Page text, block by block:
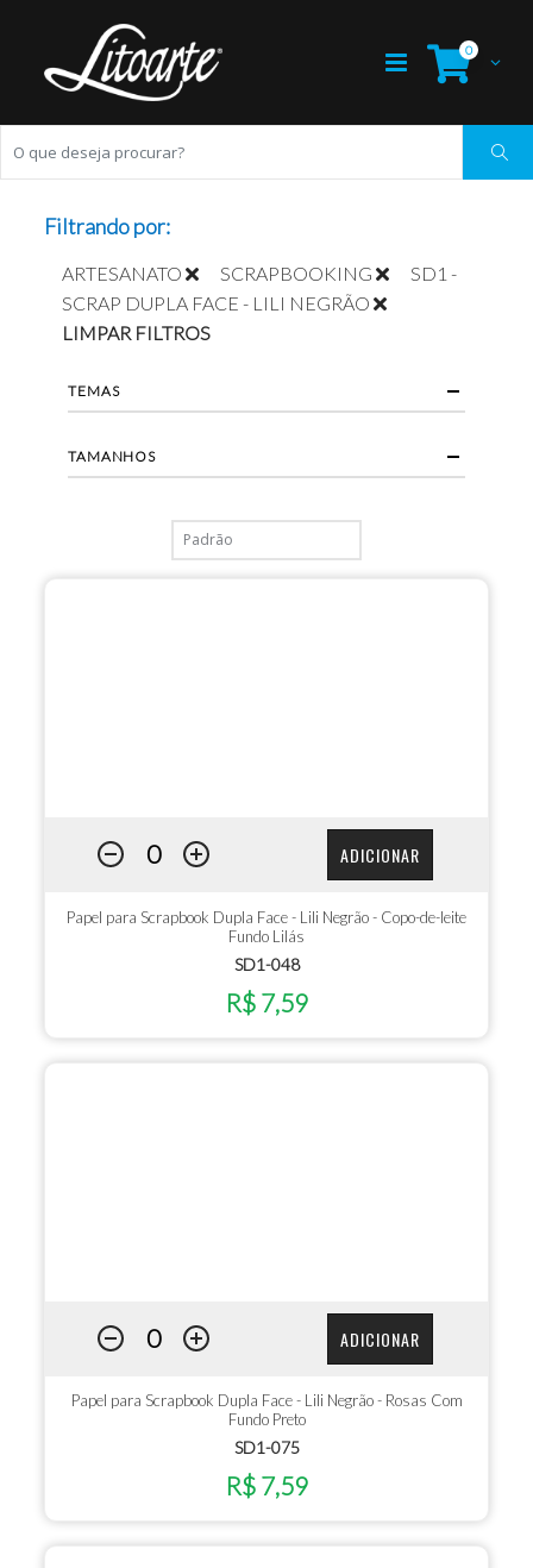
0
ADICIONAR
Papel para Scrapbook Dupla Face - Lili Negrão - Copo-de-leite
Fundo Lilás
SD1-048
R$ 7,59
ADICIONAR
Papel para Scrapbook Dupla Face - Lili Negrão - Rosas Com
Fundo Preto
SD1-075
R$ 7,59
Filtrando por:
ARTESANATO SCRAPBOOKING
SD1 -
SCRAP DUPLA FACE - LILI NEGRÃO
LIMPAR FILTROS
TEMAS
TAMANHOS